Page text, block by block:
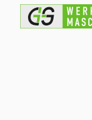
550 x 360 x 500
Kühlaggregat L x